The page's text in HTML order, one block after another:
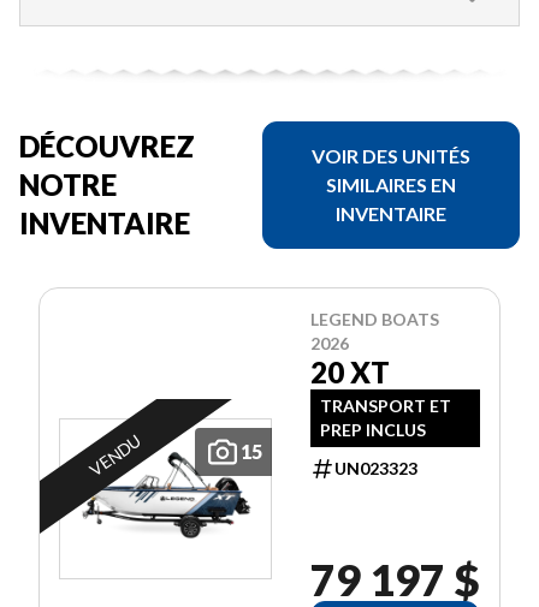
DÉCOUVREZ
NOTRE
INVENTAIRE
VOIR DES UNITÉS
SIMILAIRES EN
INVENTAIRE
15
VENDU
LEGEND BOATS
2026
20 XT
TRANSPORT ET
PREP INCLUS
UN023323
79 197 $